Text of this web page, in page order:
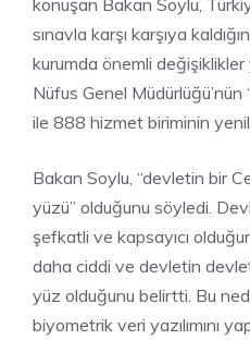
konuşan Bakan Soylu,
sınavla karşı karşıya
kurumda önemli değişiklikler
Nüfus Genel
ile 888 hizmet biriminin
Bakan Soylu, “devletin bir
yüzü” olduğunu söyledi.
şefkatli ve kapsayıcı
daha ciddi ve devletin
yüz olduğunu belirtti. Bu
biyometrik veri yazılımını